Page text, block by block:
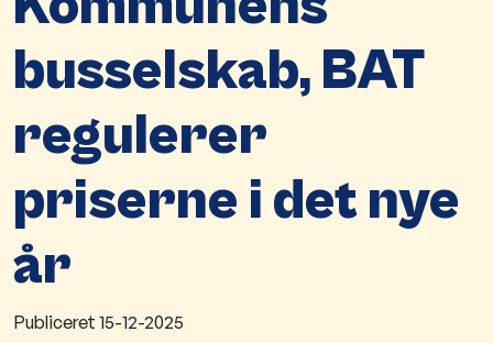
busselskab, BAT
regulerer
priserne i det nye
år
Publiceret 15-12-2025